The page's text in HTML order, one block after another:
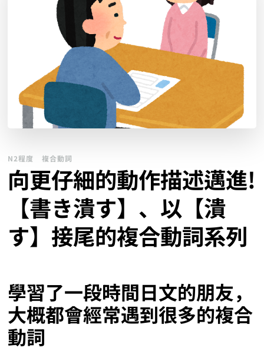
N2程度 複合動詞
向更仔細的動作描述邁進!
【書き潰す】、以【潰
す】接尾的複合動詞系列
學習了一段時間日文的朋友，
大概都會經常遇到很多的複合
動詞